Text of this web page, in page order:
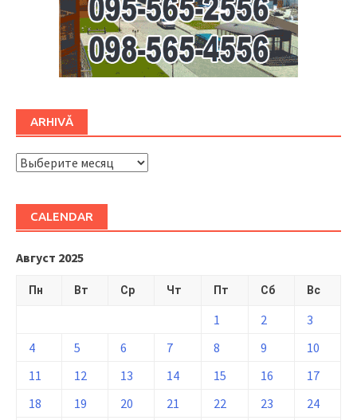
ARHIVĂ
ARHIVĂ
CALENDAR
Август 2025
Пн Вт Ср Чт Пт Сб Вс
1 2
3
4
5 6 7 8 9
10
11
12 13 14 15 16
17
18
19 20 21 22 23
24